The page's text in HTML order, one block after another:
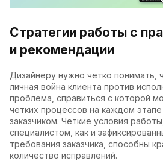
Стратегии работы с
и рекомендации
Дизайнеру нужно четко понимать,
личная война клиента против
проблема, справиться с которой
четких процессов на каждом
заказчиком. Четкие условия
специалистом, как и
требования заказчика, способны
количество исправлений.